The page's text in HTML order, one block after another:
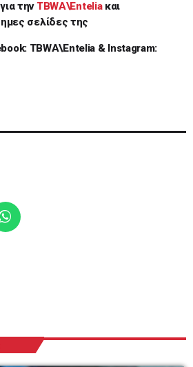
την TBWA\Enteliaκαι
σελίδες της
ΤBWA\Entelia & Instagram: